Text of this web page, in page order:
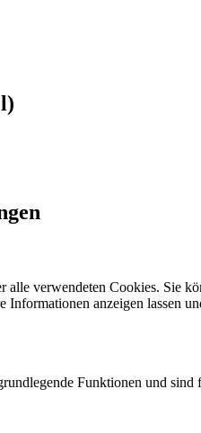
alle verwendeten Cookies. Sie
Informationen anzeigen lassen
Funktionen und